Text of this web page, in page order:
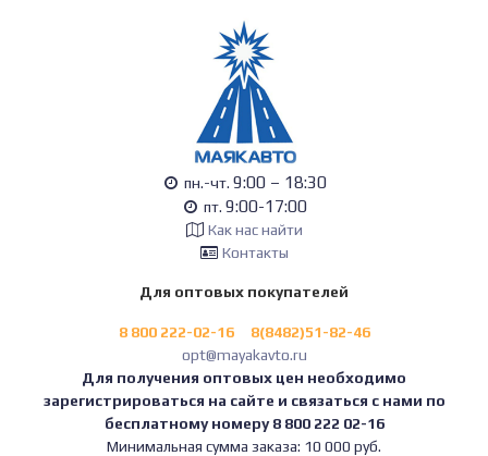
пн.-чт. 9:00 – 18:30
пт. 9:00-17:00
Как нас найти
Контакты
Для оптовых покупателей
8 800 222-02-16
8(8482)51-82-46
opt@mayakavto.ru
Для получения оптовых цен необходимо
зарегистрироваться на сайте и связаться с нами по
бесплатному номеру 8 800 222 02-16
Минимальная сумма заказа: 10 000 руб.